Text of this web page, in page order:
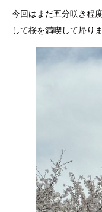
今回はまだ五分咲き程
して桜を満喫して帰り